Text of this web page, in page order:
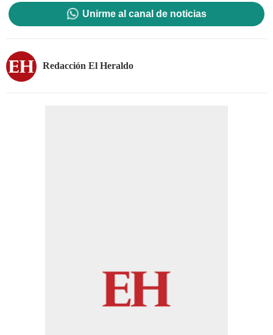
Unirme al canal de noticias
Redacción El Heraldo